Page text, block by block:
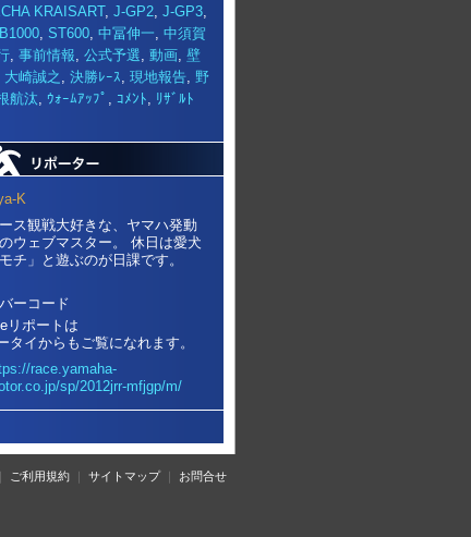
KRAISART, J-GP2, J-GP3,
, ST600, 中冨伸一, 中須賀
, 事前情報, 公式予選, 動画, 壁
大崎誠之 , 決勝ﾚｰｽ, 現地報告, 野
航汰, ｳｫｰﾑｱｯﾌﾟ , ｺﾒﾝﾄ, ﾘｻﾞﾙﾄ
K
ス観戦大好きな、ヤマハ発動
ウェブマスター。 休日は愛犬
モチ」と遊ぶのが日課です。
リポートは
タイからもご覧になれます。
race.yamaha-
sp/2012jrr-mfjgp/m/
ご利用規約 ｜ サイトマップ｜ お問合せ